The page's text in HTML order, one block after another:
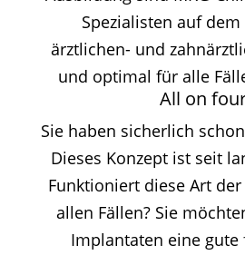
Spezialisten auf
ärztlichen- und
und optimal für alle
All on
Sie haben sicherlich
Dieses Konzept ist seit
Funktioniert diese Art
allen Fällen? Sie
Implantaten eine gute